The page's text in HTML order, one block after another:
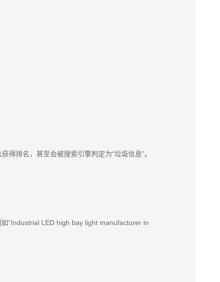
排名，甚至会被搜索引擎判定为“垃圾信息”。
“Industrial LED high bay light manufacturer in